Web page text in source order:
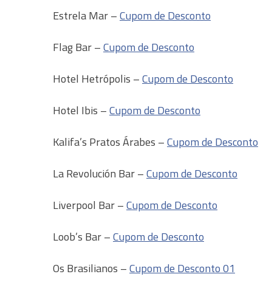
Estrela Mar –Cupom de Desconto
Flag Bar –Cupom de Desconto
Hotel Hetrópolis –Cupom de Desconto
Hotel Ibis –Cupom de Desconto
Kalifa’s Pratos Árabes –Cupom de Desconto
La Revolución Bar –Cupom de Desconto
Liverpool Bar –Cupom de Desconto
Loob’s Bar –Cupom de Desconto
Os Brasilianos –Cupom de Desconto 01